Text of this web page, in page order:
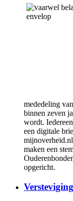
mededeling
binnen zeven
wordt.
een digitale
maken een
opgericht.